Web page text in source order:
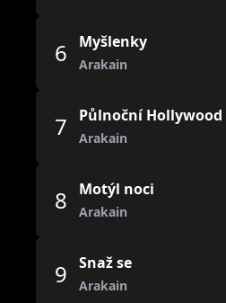
6 Myšlenky
Arakain
7 Půlnoční Hollywood
Arakain
8 Motýl noci
Arakain
9 Snaž se
Arakain